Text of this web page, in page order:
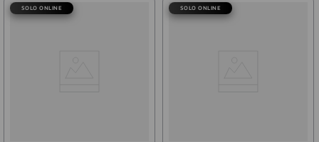
SOLO ONLINE SOLO ONLINE